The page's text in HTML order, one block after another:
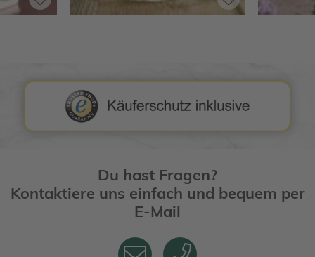
Du hast Fragen?
Kontaktiere uns einfach und bequem per
E-Mail